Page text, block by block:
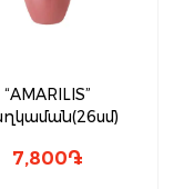
“AMARILIS”
7,800֏